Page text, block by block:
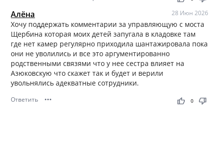
Алёна 28 Июн 2026
Хочу поддержать комментарии за управляющую с моста
Щербина которая моих детей запугала в кладовке там
где нет камер регулярно приходила шантажировала пока
они не уволились и все это аргументированно
родственными связями что у нее сестра влияет на
Азюковскую что скажет так и будет и верили
увольнялись адекватные сотрудники.
Ответить ••• thumb_up thumb_down
0